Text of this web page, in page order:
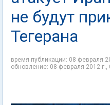
не будут
Тегерана
время публикации: 08 февраля
обновление: 08 февраля 2012 г.,